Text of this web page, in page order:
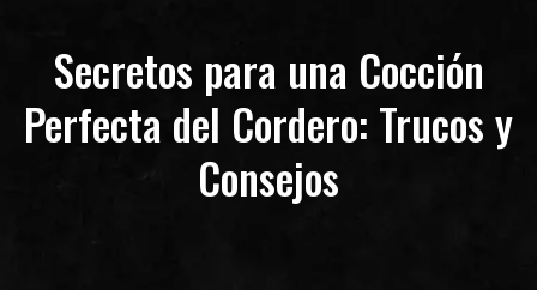
Secretos para una Cocción
Perfecta del Cordero: Trucos y
Consejos